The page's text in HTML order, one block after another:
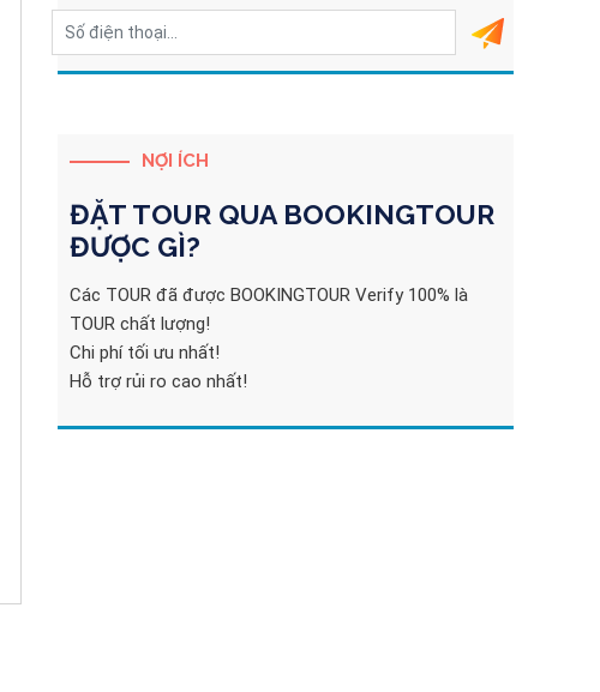
NỢI ÍCH
ĐẶT TOUR QUA BOOKINGTOUR
ĐƯỢC GÌ?
Các TOUR đã được BOOKINGTOUR Verify 100% là
TOUR chất lượng!
Chi phí tối ưu nhất!
Hỗ trợ rủi ro cao nhất!